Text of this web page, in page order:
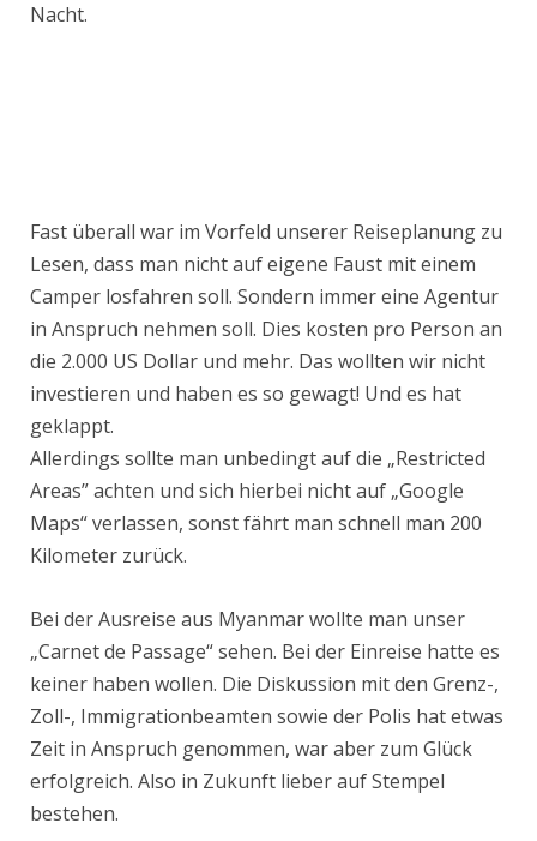
Nacht.
Fast überall war im Vorfeld unserer Reiseplanung zu
Lesen, dass man nicht auf eigene Faust mit einem
Camper losfahren soll. Sondern immer eine Agentur
in Anspruch nehmen soll. Dies kosten pro Person an
die 2.000 US Dollar und mehr. Das wollten wir nicht
investieren und haben es so gewagt! Und es hat
geklappt.
Allerdings sollte man unbedingt auf die „Restricted
Areas” achten und sich hierbei nicht auf „Google
Maps“ verlassen, sonst fährt man schnell man 200
Kilometer zurück.
Bei der Ausreise aus Myanmar wollte man unser
„Carnet de Passage“ sehen. Bei der Einreise hatte es
keiner haben wollen. Die Diskussion mit den Grenz-,
Zoll-, Immigrationbeamten sowie der Polis hat etwas
Zeit in Anspruch genommen, war aber zum Glück
erfolgreich. Also in Zukunft lieber auf Stempel
bestehen.